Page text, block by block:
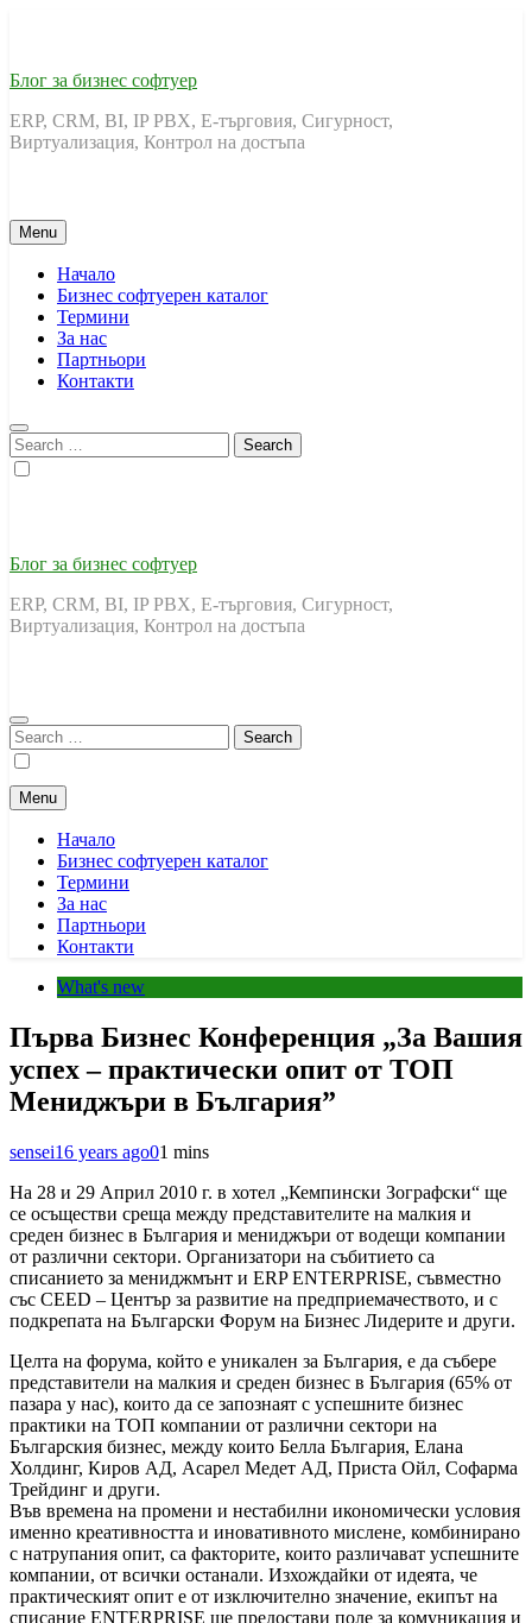
Блог за бизнес софтуер
ERP, CRM, BI, IP PBX, Е-търговия, Сигурност,
Виртуализация, Контрол на достъпа
Menu
Начало
Бизнес софтуерен каталог
Термини
За нас
Партньори
Контакти
Search
for:
Блог за бизнес софтуер
ERP, CRM, BI, IP PBX, Е-търговия, Сигурност,
Виртуализация, Контрол на достъпа
Search
for:
Menu
Начало
Бизнес софтуерен каталог
Термини
За нас
Партньори
Контакти
What's new
Първа Бизнес Конференция „За Вашия
успех – практически опит от ТОП
Мениджъри в България”
sensei16 years ago01 mins
На 28 и 29 Април 2010 г. в хотел „Кемпински Зографски“ ще
се осъществи среща между представителите на малкия и
среден бизнес в България и мениджъри от водещи компании
от различни сектори. Организатори на събитието са
списанието за мениджмънт и ERP ENTERPRISE, съвместно
със CEED – Център за развитие на предприемачеството, и с
подкрепата на Български Форум на Бизнес Лидерите и други.
Целта на форума, който е уникален за България, е да събере
представители на малкия и среден бизнес в България (65% от
пазара у нас), които да се запознаят с успешните бизнес
практики на ТОП компании от различни сектори на
Българския бизнес, между които Белла България, Елана
Холдинг, Киров АД, Асарел Медет АД, Приста Ойл, Софарма
Трейдинг и други.
Във времена на промени и нестабилни икономически условия
именно креативността и иновативното мислене, комбинирано
с натрупания опит, са факторите, които различават успешните
компании, от всички останали. Изхождайки от идеята, че
практическият опит е от изключително значение, екипът на
списание ENTERPRISE ще предостави поле за комуникация и